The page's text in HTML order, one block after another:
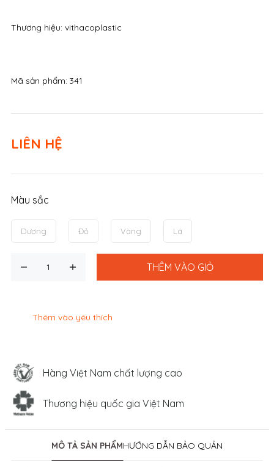
Thương hiệu: vithacoplastic
LIÊN HỆ
THÊM VÀO GIỎ
Thêm vào yêu thích
Mã sản phẩm: 341
Hàng Việt Nam chất lượng cao
Thương hiệu quốc gia Việt Nam
Màu sắc
Dương Đỏ Vàng Lá
MÔ TẢ SẢN PHẨMHƯỚNG DẪN BẢO QUẢN